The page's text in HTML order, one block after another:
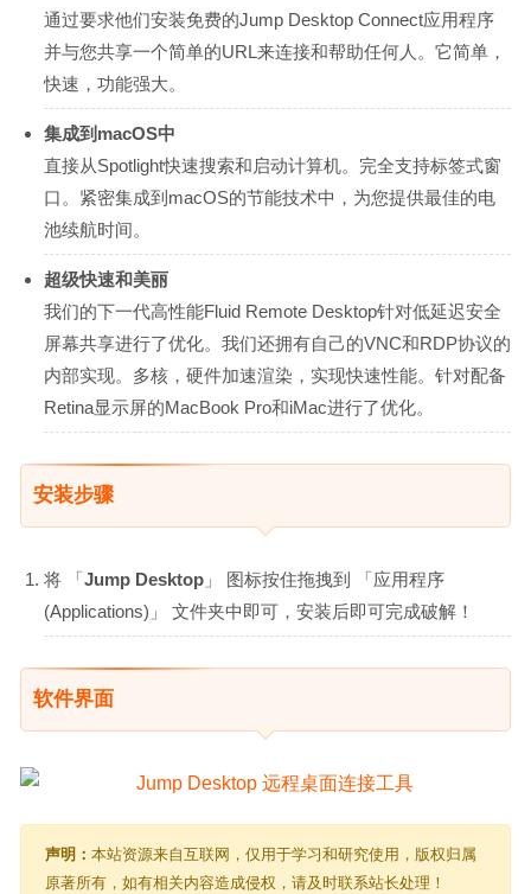
通过要求他们安装免费的Jump Desktop Connect应用程序
并与您共享一个简单的URL来连接和帮助任何人。它简单，
快速，功能强大。
集成到macOS中
直接从Spotlight快速搜索和启动计算机。完全支持标签式窗
口。紧密集成到macOS的节能技术中，为您提供最佳的电
池续航时间。
超级快速和美丽
我们的下一代高性能Fluid Remote Desktop针对低延迟安全
屏幕共享进行了优化。我们还拥有自己的VNC和RDP协议的
内部实现。多核，硬件加速渲染，实现快速性能。针对配备
Retina显示屏的MacBook Pro和iMac进行了优化。
安装步骤
将 「Jump Desktop 」 图标按住拖拽到 「应用程序
(Applications)」 文件夹中即可，安装后即可完成破解！
软件界面
声明： 本站资源来自互联网，仅用于学习和研究使用，版权归属
原著所有，如有相关内容造成侵权，请及时联系站长处理！